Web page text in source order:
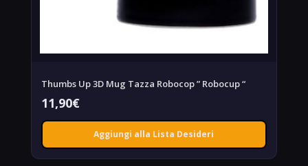
Thumbs Up 3D Mug Tazza Robocop ” Robocup “
11,90€
Aggiungi alla Lista Desideri